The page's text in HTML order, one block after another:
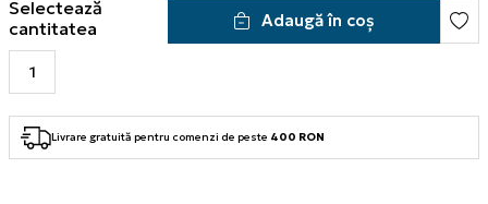
Selectează
cantitatea
Adaugă în coș
Livrare gratuită pentru comenzi de peste 400 RON